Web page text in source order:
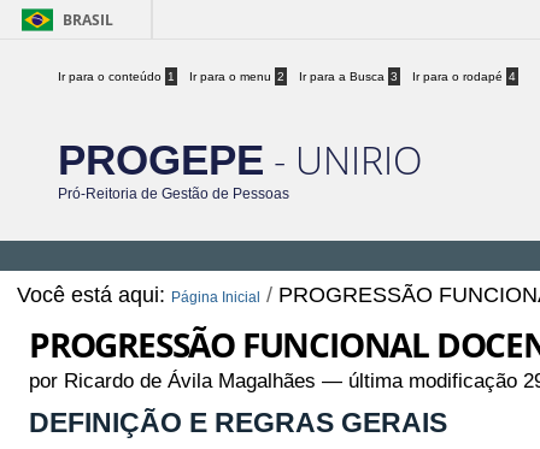
BRASIL
Ir para o conteúdo 1 Ir para o menu 2 Ir para a Busca 3 Ir para o rodapé 4
PROGEPE - UNIRIO
Pró-Reitoria de Gestão de Pessoas
Você está aqui: Página Inicial / PROGRESSÃO
PROGRESSÃO FUNCIONAL
por Ricardo de Ávila Magalhães — última modificação
DEFINIÇÃO E REGRAS GERAIS